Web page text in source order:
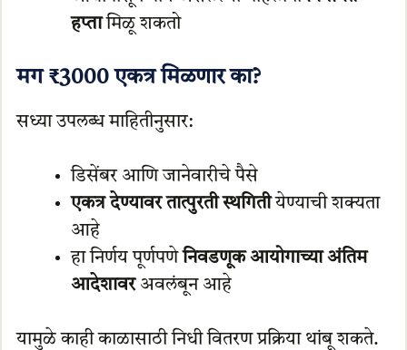
हप्तामिळू शकतो
मग ₹3000 एकत्र मिळणार का?
सध्या उपलब्ध माहितीनुसार:
डिसेंबर आणि जानेवारीचे पैसे
एकत्र देण्यावर तात्पुरती स्थगितीयेण्याची शक्यता
आहे
हा निर्णय पूर्णपणेनिवडणूक आयोगाच्या अंतिम
आदेशावरअवलंबून आहे
यामुळे काही काळासाठी निधी वितरण प्रक्रिया थांबू शकते.